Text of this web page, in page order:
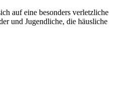
auf eine besonders verletzliche
und Jugendliche, die häusliche